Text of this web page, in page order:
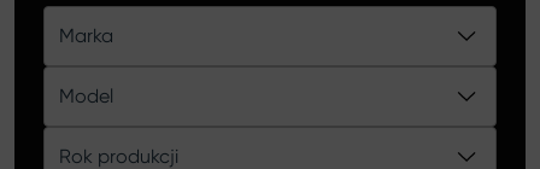
Katalog
Marka
Model
Rok produkcji